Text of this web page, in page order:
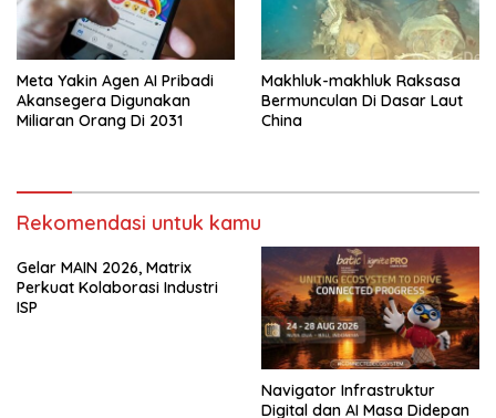
Meta Yakin Agen AI Pribadi
Akansegera Digunakan
Miliaran Orang Di 2031
Makhluk-makhluk Raksasa
Bermunculan Di Dasar Laut
China
Rekomendasi untuk kamu
Gelar MAIN 2026, Matrix
Perkuat Kolaborasi Industri
ISP
Navigator Infrastruktur
Digital dan AI Masa Didepan